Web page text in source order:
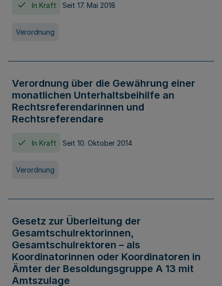
In Kraft Seit 17. Mai 2018
Verordnung
Verordnung über die Gewährung einer
monatlichen Unterhaltsbeihilfe an
Rechtsreferendarinnen und
Rechtsreferendare
In Kraft Seit 10. Oktober 2014
Verordnung
Gesetz zur Überleitung der
Gesamtschulrektorinnen,
Gesamtschulrektoren – als
Koordinatorinnen oder Koordinatoren in
Ämter der Besoldungsgruppe A 13 mit
Amtszulage